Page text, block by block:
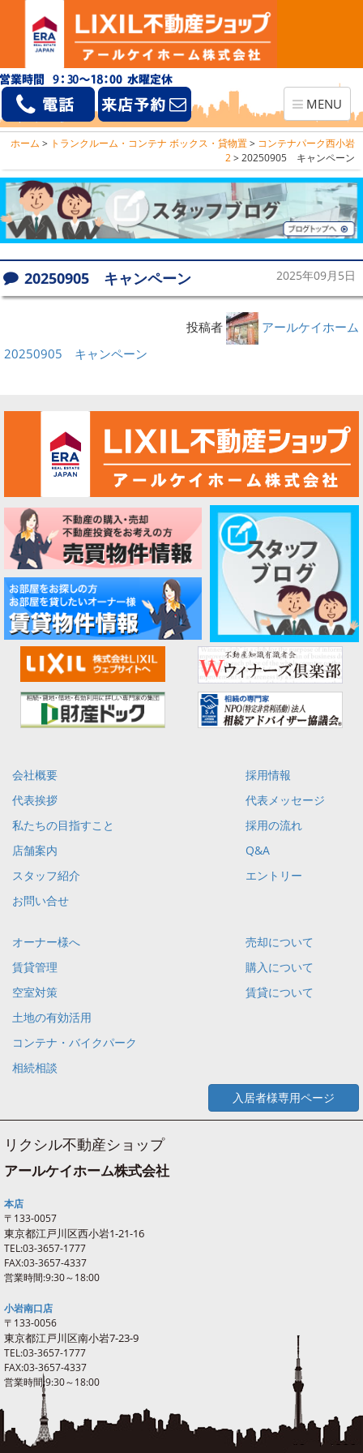
Toggle
navigation
MENU
ホーム > トランクルーム・コンテナ ボックス・貸物置> コンテナパーク西小岩
2>20250905 キャンペーン
20250905 キャンペーン 2025年09月5日
投稿者
アールケイホーム
20250905 キャンペーン
会社概要
代表挨拶
私たちの目指すこと
店舗案内
スタッフ紹介
お問い合せ
採用情報
代表メッセージ
採用の流れ
Q&A
エントリー
オーナー様へ
賃貸管理
空室対策
土地の有効活用
コンテナ・バイクパーク
相続相談
売却について
購入について
賃貸について
入居者様専用ページ
リクシル不動産ショップ
アールケイホーム株式会社
本店
〒133-0057
東京都江戸川区西小岩1-21-16
TEL:03-3657-1777
FAX:03-3657-4337
営業時間:9:30～18:00
小岩南口店
〒133-0056
東京都江戸川区南小岩7-23-9
TEL:03-3657-1777
FAX:03-3657-4337
営業時間:9:30～18:00